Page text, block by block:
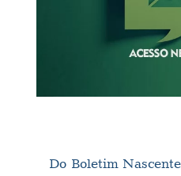
Do Boletim Nascente